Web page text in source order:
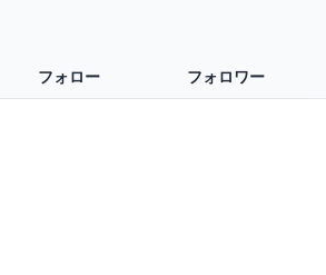
フォロー フォロワー